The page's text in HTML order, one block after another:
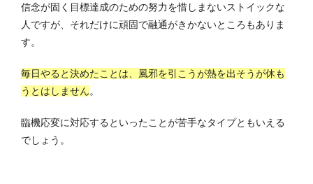
信念が固く目標達成のための努力を惜しまないストイックな
人ですが、それだけに頑固で融通がきかないところもありま
す。
毎日やると決めたことは、風邪を引こうが熱を出そうが休も
うとはしません。
臨機応変に対応するといったことが苦手なタイプともいえる
でしょう。